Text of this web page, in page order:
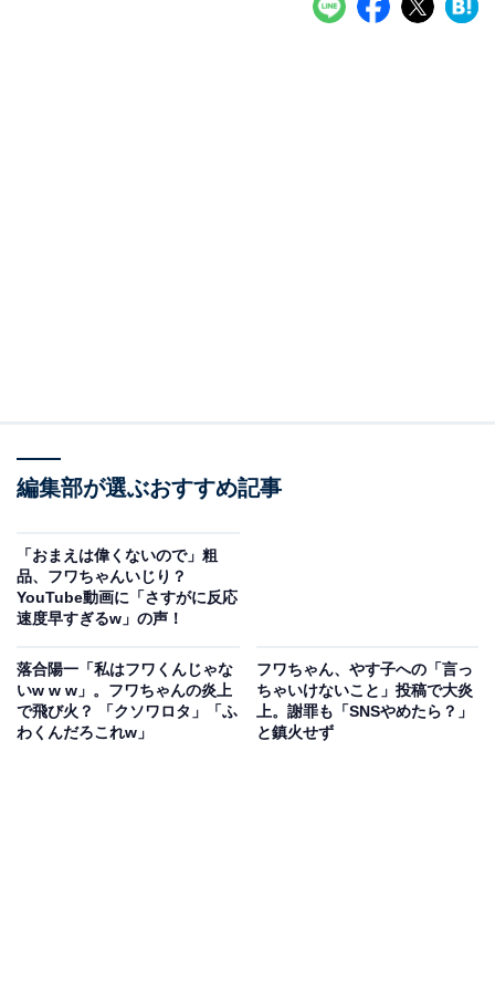
編集部が選ぶおすすめ記事
「おまえは偉くないので」粗
品、フワちゃんいじり？
YouTube動画に「さすがに反応
速度早すぎるw」の声！
落合陽一「私はフワくんじゃな
いw w w」。フワちゃんの炎上
で飛び火？ 「クソワロタ」「ふ
わくんだろこれw」
フワちゃん、やす子への「言っ
ちゃいけないこと」投稿で大炎
上。謝罪も「SNSやめたら？」
と鎮火せず